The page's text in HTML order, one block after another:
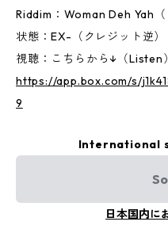
Riddim：Woman Deh Yah（
状態：EX-（クレジット逆）
視聴：こちらから↓（Listen）
https://app.box.com/s/
9
International
日本国内に